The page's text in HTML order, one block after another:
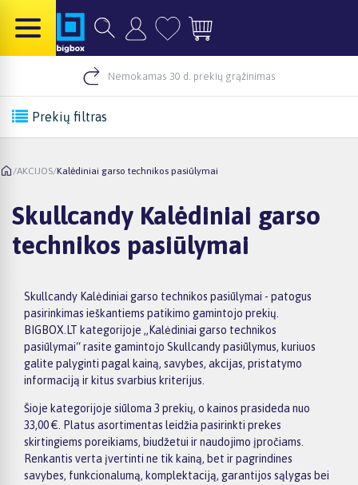
Nemokamas 30 d. prekių grąžinimas
Prekių filtras
/AKCIJOS/Kalėdiniai garso technikos pasiūlymai
Skullcandy Kalėdiniai garso
technikos pasiūlymai
Skullcandy Kalėdiniai garso technikos pasiūlymai - patogus
pasirinkimas ieškantiems patikimo gamintojo prekių.
BIGBOX.LT kategorijoje „Kalėdiniai garso technikos
pasiūlymai“ rasite gamintojo Skullcandy pasiūlymus, kuriuos
galite palyginti pagal kainą, savybes, akcijas, pristatymo
informaciją ir kitus svarbius kriterijus.
Šioje kategorijoje siūloma 3 prekių, o kainos prasideda nuo
33,00 €. Platus asortimentas leidžia pasirinkti prekes
skirtingiems poreikiams, biudžetui ir naudojimo įpročiams.
Renkantis verta įvertinti ne tik kainą, bet ir pagrindines
savybes, funkcionalumą, komplektaciją, garantijos sąlygas bei